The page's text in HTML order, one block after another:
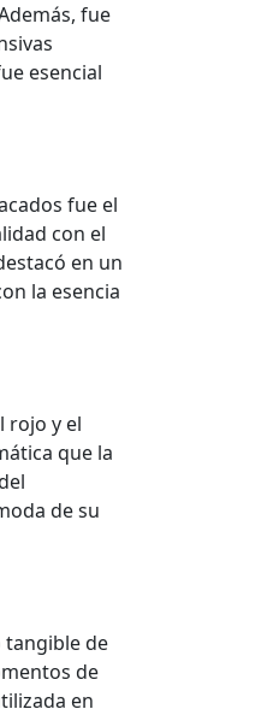
fue
esencial
fue el
con el
en un
la esencia
rojo y el
que la
de su
tangible de
de
en